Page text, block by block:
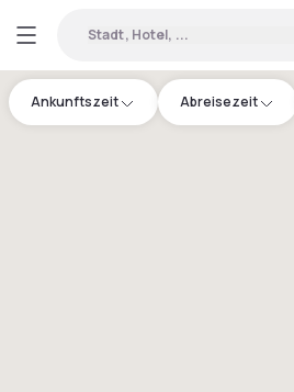
Stadt, Hotel, ...
Ankunftszeit Abreisezeit